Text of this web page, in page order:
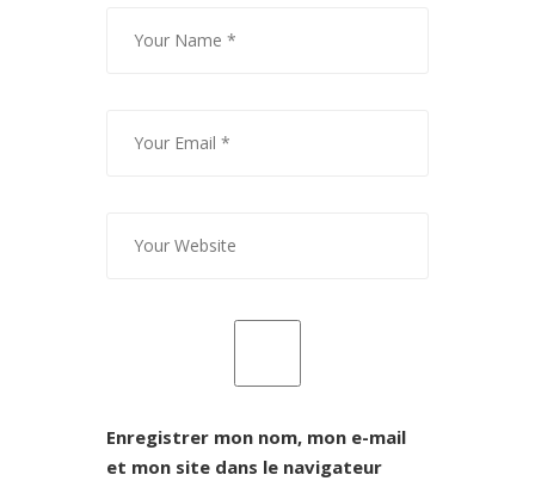
Enregistrer mon nom, mon e-mail
et mon site dans le navigateur